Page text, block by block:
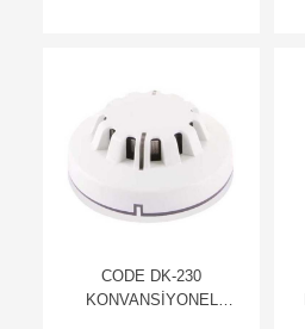
CODE DK-230
KONVANSİYONEL